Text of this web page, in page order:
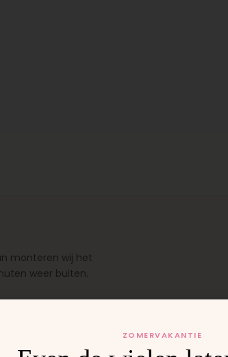
monteren wij het
weer buiten.
ZOMERVAKANTIE